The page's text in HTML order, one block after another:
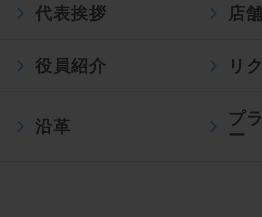
代表挨拶 店
役員紹介 リ
沿革
プ
ー